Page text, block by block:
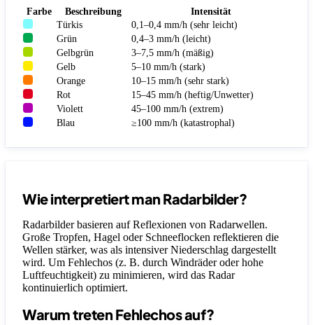
Farbe Beschreibung
Intensität
Türkis
0,1–0,4 mm/h (sehr leicht)
Grün
0,4–3 mm/h (leicht)
Gelbgrün
3–7,5 mm/h (mäßig)
Gelb
5–10 mm/h (stark)
Orange
10–15 mm/h (sehr stark)
Rot
15–45 mm/h (heftig/Unwetter)
Violett
45–100 mm/h (extrem)
Blau
≥100 mm/h (katastrophal)
Wie interpretiert man Radarbilder?
Radarbilder basieren auf Reflexionen von Radarwellen.
Große Tropfen, Hagel oder Schneeflocken reflektieren die
Wellen stärker, was als intensiver Niederschlag dargestellt
wird. Um Fehlechos (z. B. durch Windräder oder hohe
Luftfeuchtigkeit) zu minimieren, wird das Radar
kontinuierlich optimiert.
Warum treten Fehlechos auf?